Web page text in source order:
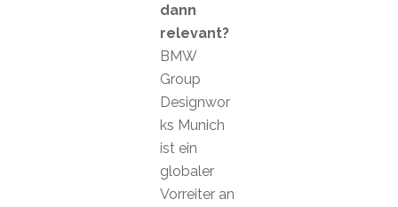
dann
relevant?
BMW
Group
Designwor
ks Munich
ist ein
globaler
Vorreiter an